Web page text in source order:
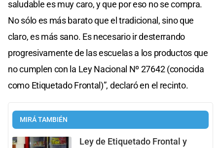
saludable es muy caro, y que por eso no se compra.
No sólo es más barato que el tradicional, sino que
claro, es más sano. Es necesario ir desterrando
progresivamente de las escuelas a los productos que
no cumplen con la Ley Nacional Nº 27642 (conocida
como Etiquetado Frontal)”, declaró en el recinto.
MIRÁ TAMBIÉN
Ley de Etiquetado Frontal y